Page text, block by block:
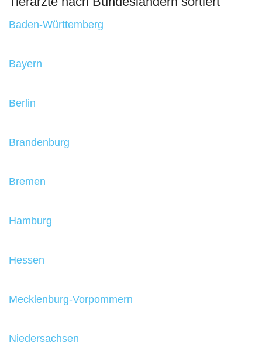
Baden-Württemberg
Bayern
Berlin
Brandenburg
Bremen
Hamburg
Hessen
Mecklenburg-Vorpommern
Niedersachsen